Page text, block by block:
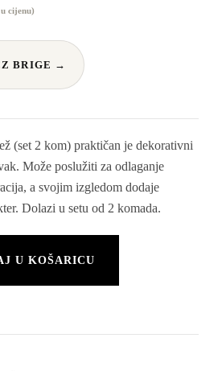
cijenu)
BRIGE →
(set 2 kom) praktičan je dekorativni
Može poslužiti za odlaganje
a svojim izgledom dodaje
Dolazi u setu od 2 komada.
U KOŠARICU